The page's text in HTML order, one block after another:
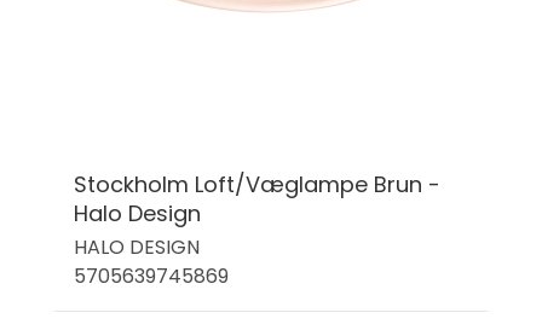
Stockholm Loft/Væglampe Brun -
Halo Design
HALO DESIGN
5705639745869